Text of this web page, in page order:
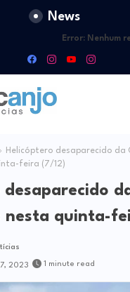
News
Error: Nenhum
Helicóptero desaparecido da
feira (7/12)
nesta quinta-
2023 1 minute read